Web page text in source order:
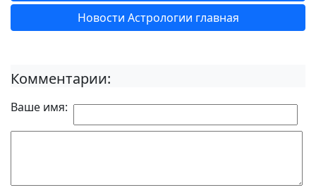
Новости Астрологии главная
Комментарии:
Ваше имя: